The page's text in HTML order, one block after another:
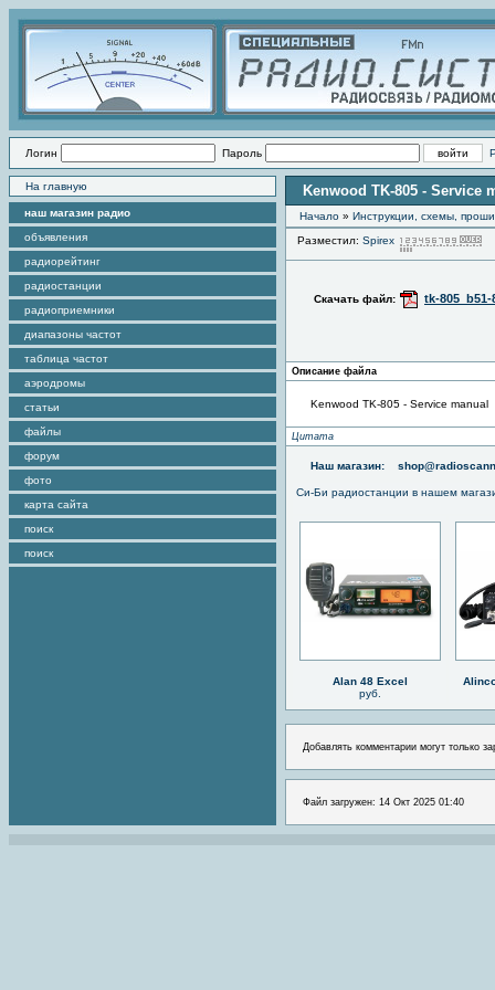
Логин Пароль
На главную
наш магазин радио
объявления
радиорейтинг
радиостанции
радиоприемники
диапазоны частот
таблица частот
аэродромы
статьи
файлы
форум
фото
карта сайта
поиск
поиск
Kenwood TK-805 - Service
Начало » Инструкции, схемы,
Разместил: Spirex
Скачать файл: tk-805_b51-
Описание файла
Kenwood TK-805 - Service manual
Цитата
Наш магазин:
Си-Би радиостанции в нашем
Alan 48 Excel
руб.
Добавлять комментарии могут только
Файл загружен: 14 Окт 2025 01:40